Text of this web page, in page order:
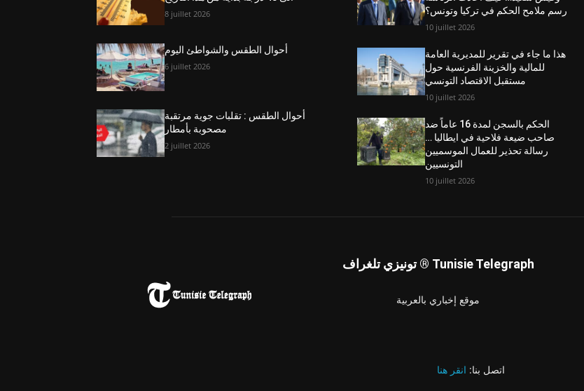
8 juillet 2026
أحوال الطقس والشواطئ اليوم
6 juillet 2026
أحوال الطقس : تقلبات جوية مرتقبة
مصحوبة بأمطار
2 juillet 2026
رسم ملامح الحكم في تركيا وتونس؟
10 juillet 2026
هذا ما جاء في تقرير للمديرية العامة
للمالية والخزينة الفرنسية حول
مستقبل الاقتصاد التونسي
10 juillet 2026
الحكم بالسجن لمدة 16 عاماً ضد
صاحب ضيعة فلاحية في ايطاليا …
رسالة تحذير للعمال الموسميين
التونسيين
10 juillet 2026
تونيزي تلغراف ® Tunisie Telegraph
موقع إخباري بالعربية
اتصل بنا: انقر هنا